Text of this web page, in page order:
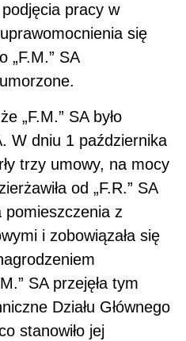
pracy w
się
„F.M.” SA
„F.M.” SA było
W dniu 1 października
trzy umowy, na mocy
od „F.R.” SA
pomieszczenia z
i zobowiązała się
SA przejęła tym
Działu Głównego
stanowiło jej